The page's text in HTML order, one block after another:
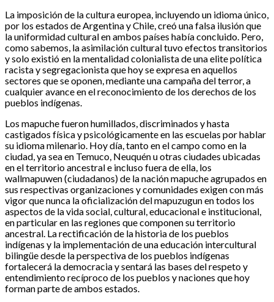
La imposición de la cultura europea, incluyendo un idioma único,
por los estados de Argentina y Chile, creó una falsa ilusión que
la uniformidad cultural en ambos países había concluido. Pero,
como sabemos, la asimilación cultural tuvo efectos transitorios
y solo existió en la mentalidad colonialista de una elite política
racista y segregacionista que hoy se expresa en aquellos
sectores que se oponen, mediante una campaña del terror, a
cualquier avance en el reconocimiento de los derechos de los
pueblos indígenas.
Los mapuche fueron humillados, discriminados y hasta
castigados física y psicológicamente en las escuelas por hablar
su idioma milenario. Hoy día, tanto en el campo como en la
ciudad, ya sea en Temuco, Neuquén u otras ciudades ubicadas
en el territorio ancestral e incluso fuera de ella, los
wallmapuwen (ciudadanos) de la nación mapuche agrupados en
sus respectivas organizaciones y comunidades exigen con más
vigor que nunca la oficialización del mapuzugun en todos los
aspectos de la vida social, cultural, educacional e institucional,
en particular en las regiones que componen su territorio
ancestral. La rectificación de la historia de los pueblos
indígenas y la implementación de una educación intercultural
bilingüe desde la perspectiva de los pueblos indígenas
fortalecerá la democracia y sentará las bases del respeto y
entendimiento recíproco de los pueblos y naciones que hoy
forman parte de ambos estados.